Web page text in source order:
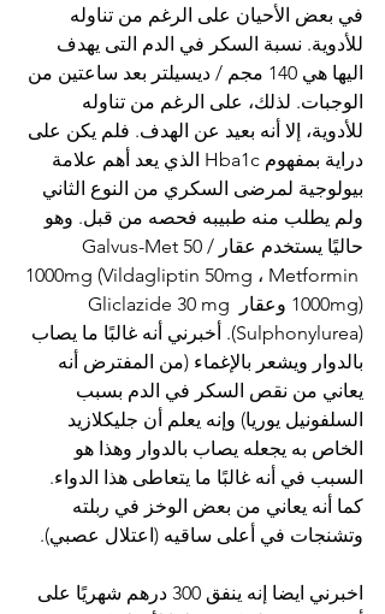
في بعض الأحيان على الرغم من تناوله
للأدوية. نسبة السكر في الدم التى يهدف
اليها هي 140 مجم / ديسيلتر بعد ساعتين من
الوجبات. لذلك، على الرغم من تناوله
للأدوية، إلا أنه بعيد عن الهدف. فلم يكن على
دراية بمفهوم Hba1c الذي يعد أهم علامة
بيولوجية لمرضى السكري من النوع الثاني
ولم يطلب منه طبيبه فحصه من قبل. وهو
حاليًا يستخدم عقارGalvus-Met 50 /
1000mg (Vildagliptin 50mg ، Metformin
1000mg) وعقار Gliclazide 30 mg
(Sulphonylurea). أخبرني أنه غالبًا ما يصاب
بالدوار ويشعر بالإغماء (من المفترض أنه
يعاني من نقص السكر في الدم بسبب
السلفونيل يوريا) وإنه يعلم أن جليكلازيد
الخاص به يجعله يصاب بالدوار وهذا هو
السبب في أنه غالبًا ما يتعاطى هذا الدواء.
كما أنه يعاني من بعض الوخز في ربلته
وتشنجات في أعلى ساقيه (اعتلال عصبي).
اخبرني ايضا إنه ينفق 300 درهم شهريًا على